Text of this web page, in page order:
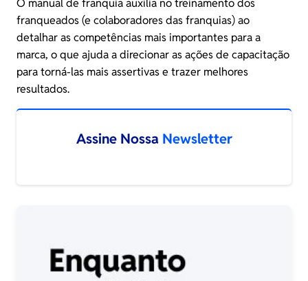
O manual de franquia auxilia no treinamento dos
franqueados (e colaboradores das franquias) ao
detalhar as competências mais importantes para a
marca, o que ajuda a direcionar as ações de capacitação
para torná-las mais assertivas e trazer melhores
resultados.
Assine Nossa Newsletter